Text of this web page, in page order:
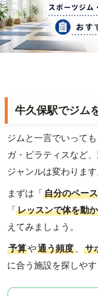
牛久保駅でジム
ジムと一言でいって
ガ・ピラティスなど
ジャンルは変わります
まずは「自分のペー
「レッスンで体を動
えてみましょう。
予算や通う頻度 、 サ
に合う施設を探しやす